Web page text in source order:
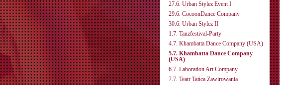
27.6. Urban Stylez Event I
29.6. CocoonDance Company
30.6. Urban Stylez II
1.7. Tanzfestival-Party
4.7. Khambatta Dance Company (USA)
5.7. Khambatta Dance Company
(USA)
6.7. Laboration Art Company
7.7. Teatr Tańca Zawirowania